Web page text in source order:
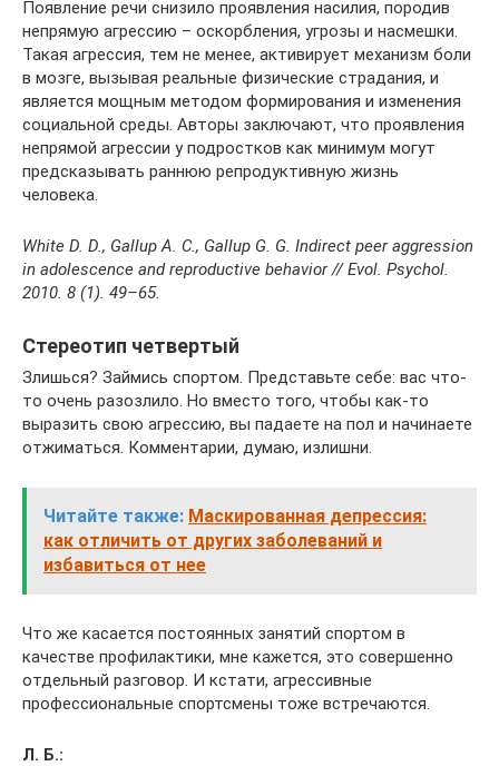
Появление речи снизило проявления насилия, породив
непрямую агрессию – оскорбления, угрозы и насмешки.
Такая агрессия, тем не менее, активирует механизм боли
в мозге, вызывая реальные физические страдания, и
является мощным методом формирования и изменения
социальной среды. Авторы заключают, что проявления
непрямой агрессии у подростков как минимум могут
предсказывать раннюю репродуктивную жизнь
человека.
White D. D., Gallup A. C., Gallup G. G. Indirect peer aggression
in adolescence and reproductive behavior // Evol. Psychol.
2010. 8 (1). 49–65.
Стереотип четвертый
Злишься? Займись спортом. Представьте себе: вас что-
то очень разозлило. Но вместо того, чтобы как-то
выразить свою агрессию, вы падаете на пол и начинаете
отжиматься. Комментарии, думаю, излишни.
Читайте также: Маскированная депрессия:
как отличить от других заболеваний и
избавиться от нее
Что же касается постоянных занятий спортом в
качестве профилактики, мне кажется, это совершенно
отдельный разговор. И кстати, агрессивные
профессиональные спортсмены тоже встречаются.
Л. Б.: